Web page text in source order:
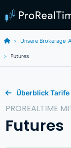
Unsere Brokerage-
Futures
Überblick Tarife
PROREALTIME
Futures